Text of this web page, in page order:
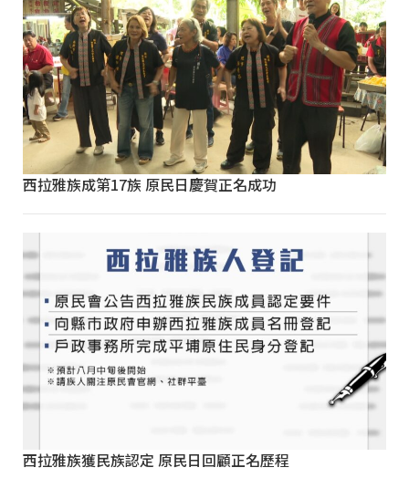
西拉雅族成第17族 原民日慶賀正名成功
西拉雅族獲民族認定 原民日回顧正名歷程